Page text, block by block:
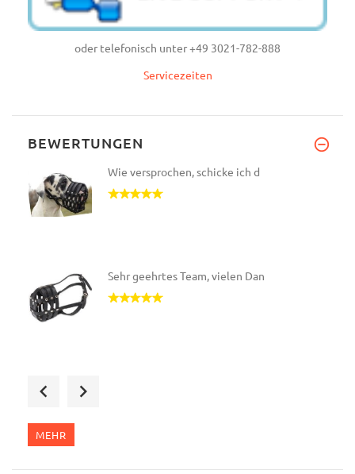
oder telefonisch unter +49 3021-782-888
Servicezeiten
BEWERTUNGEN
Wie versprochen, schicke ich d
Sehr geehrtes Team, vielen Dan
MEHR